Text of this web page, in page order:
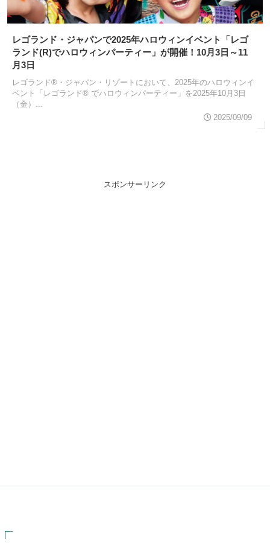
レゴランド・ジャパンで2025年ハロウィンイベント「レゴ
ランド(R)でハロウィンパーティー」が開催！10月3日～11
月3日
レゴランド®・ジャパン・リゾートにおいて、2025年のハロウィンイ
ベント「レゴランド® でハロウィンパーティー」を2025年10月3日
（金）...
2025/09/09
スポンサーリンク